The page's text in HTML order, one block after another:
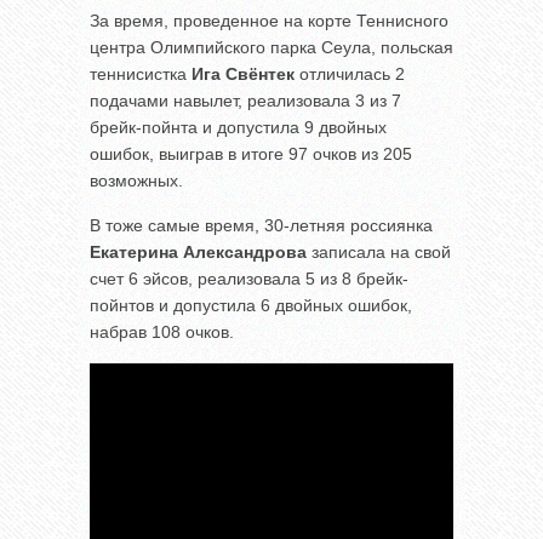
За время, проведенное на корте Теннисного
центра Олимпийского парка Сеула, польская
теннисистка Ига Свёнтек отличилась 2
подачами навылет, реализовала 3 из 7
брейк-пойнта и допустила 9 двойных
ошибок, выиграв в итоге 97 очков из 205
возможных.
В тоже самые время, 30-летняя россиянка
Екатерина Александрова записала на свой
счет 6 эйсов, реализовала 5 из 8 брейк-
пойнтов и допустила 6 двойных ошибок,
набрав 108 очков.